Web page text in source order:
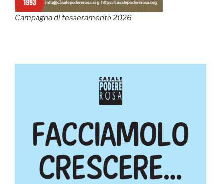
Campagna di tesseramento 2026